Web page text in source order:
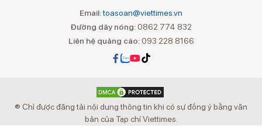
Email:toasoan@viettimes.vn
Đường dây nóng: 0862 774 832
Liên hệ quảng cáo:093 228 8166
® Chỉ được đăng tải nội dung thông tin khi có sự đồng ý bằng văn
bản của Tạp chí Viettimes.